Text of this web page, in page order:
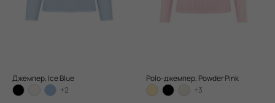
Джемпер, Ice Blue
+2
Polo-джемпер, Powder Pink
+3